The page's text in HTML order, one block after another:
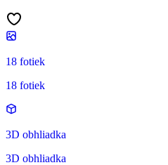
18 fotiek
18 fotiek
3D obhliadka
3D obhliadka